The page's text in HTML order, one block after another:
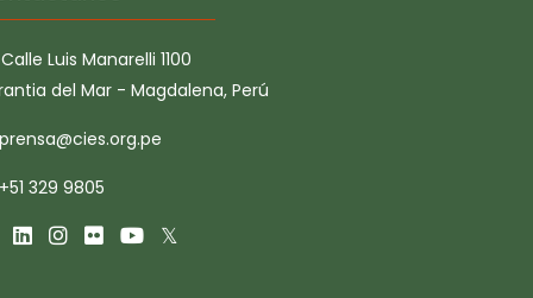
Calle Luis Manarelli 1100
del Mar - Magdalena, Perú
prensa@cies.org.pe
+51 329 9805